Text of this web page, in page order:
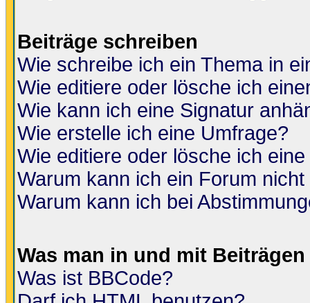
Beiträge schreiben
Wie schreibe ich ein Thema in
Wie editiere oder lösche ich
Wie kann ich eine Signatur
Wie erstelle ich eine Umfrage?
Wie editiere oder lösche ich
Warum kann ich ein Forum
Warum kann ich bei
Was man in und mit
Was ist BBCode?